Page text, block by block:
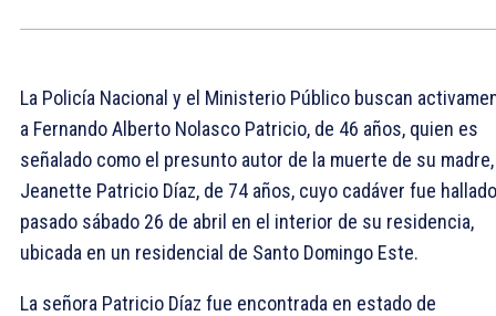
La Policía Nacional y el Ministerio Público buscan
a Fernando Alberto Nolasco Patricio, de 46 años, quien es
señalado como el presunto autor de la muerte de su madre,
Jeanette Patricio Díaz, de 74 años, cuyo cadáver fue
pasado sábado 26 de abril en el interior de su residencia,
ubicada en un residencial de Santo Domingo Este.
La señora Patricio Díaz fue encontrada en estado de